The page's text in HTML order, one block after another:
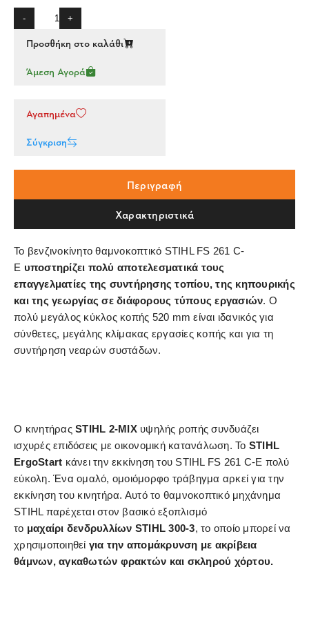
- +
Προσθήκη στο καλάθι
Άμεση Αγορά
Αγαπημένα
Σύγκριση
Περιγραφή
Χαρακτηριστικά
Το βενζινοκίνητο θαμνοκοπτικό STIHL FS 261 C-
E υποστηρίζει πολύ αποτελεσματικά τους
επαγγελματίες της συντήρησης τοπίου, της κηπουρικής
και της γεωργίας σε διάφορους τύπους εργασιών. Ο
πολύ μεγάλος κύκλος κοπής 520 mm είναι ιδανικός για
σύνθετες, μεγάλης κλίμακας εργασίες κοπής και για τη
συντήρηση νεαρών συστάδων.
Ο κινητήρας STIHL 2-MIX υψηλής ροπής συνδυάζει
ισχυρές επιδόσεις με οικονομική κατανάλωση. Το STIHL
ErgoStart κάνει την εκκίνηση του STIHL FS 261 C-E πολύ
εύκολη. Ένα ομαλό, ομοιόμορφο τράβηγμα αρκεί για την
εκκίνηση του κινητήρα. Αυτό το θαμνοκοπτικό μηχάνημα
STIHL παρέχεται στον βασικό εξοπλισμό
το μαχαίρι δενδρυλλίων STIHL 300-3, το οποίο μπορεί να
χρησιμοποιηθεί για την απομάκρυνση με ακρίβεια
θάμνων, αγκαθωτών φρακτών και σκληρού χόρτου.